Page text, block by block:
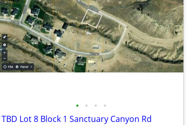
• • • •
TBD Lot 8 Block 1 Sanctuary Canyon Rd